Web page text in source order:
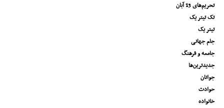
تحریم‌های 13 آبان
تک تیتر یک
تیتر یک
جام جهانی
جامعه و فرهنگ
جدیدترین‌ها
جوانان
حوادث
خانواده